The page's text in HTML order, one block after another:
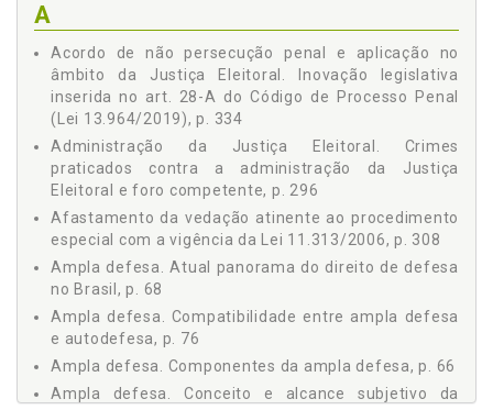
1.3.1.1 Distinção entre contraditório real e
contraditório formal, p. 61
1.3.1.2 Princípio do contraditório e a utilização de
prova emprestada, p. 62
1.3.2 Princípio Constitucional da Ampla Defesa, p. 64
1.3.2.1 Conceito e alcance subjetivo da ampla
defesa, p. 65
1.3.2.1.1 Componentes da ampla defesa, p. 66
1.3.2.1.2 Atual panorama do direito de defesa no
Brasil, p. 68
1.3.2.2 Divisão do direito de defesa, p. 70
1.3.2.2.1 Autodefesa, p. 71
1.3.2.2.1.1 Garantia da presença do réu na
colheita da prova. Direito de audiência, p. 73
defesa e autodefesa, p. 76
1.3.2.2.2 Defesa técnica, p. 78
A
Acordo de não persecução penal e aplicação no
âmbito da Justiça Eleitoral. Inovação legislativa
inserida no art. 28-A do Código de Processo Penal
(Lei 13.964/2019), p. 334
Administração da Justiça Eleitoral. Crimes
praticados contra a administração da Justiça
Eleitoral e foro competente, p. 296
Afastamento da vedação atinente ao procedimento
especial com a vigência da Lei 11.313/2006, p. 308
Ampla defesa. Atual panorama do direito de defesa
no Brasil, p. 68
Ampla defesa. Compatibilidade entre ampla defesa
e autodefesa, p. 76
Ampla defesa. Componentes da ampla defesa, p. 66
Ampla defesa. Conceito e alcance subjetivo da